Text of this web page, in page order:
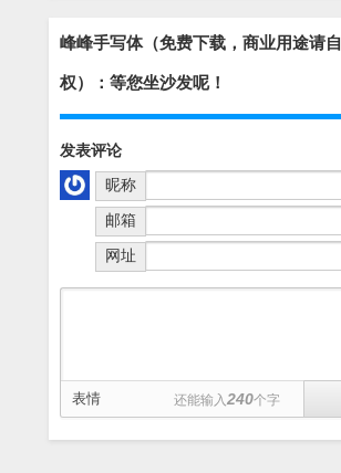
峰峰手写体（免费下载，商业用途请
权）：等您坐沙发呢！
发表评论
昵称
邮箱
网址
表情 还能输入240个字